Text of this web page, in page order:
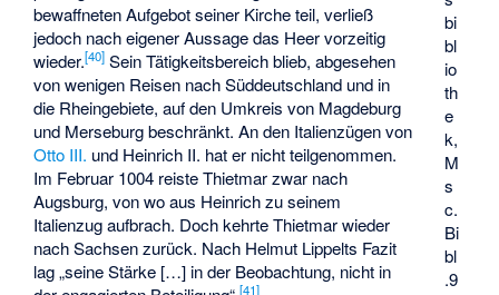
bi
bl
io
th
e
k,
M
s
c.
Bi
bl
.9
bewaffneten Aufgebot seiner Kirche teil, verließ
jedoch nach eigener Aussage das Heer vorzeitig
wieder.[40] Sein Tätigkeitsbereich blieb, abgesehen
von wenigen Reisen nach Süddeutschland und in
die Rheingebiete, auf den Umkreis von Magdeburg
und Merseburg beschränkt. An den Italienzügen von
Otto III. und Heinrich II. hat er nicht teilgenommen.
Im Februar 1004 reiste Thietmar zwar nach
Augsburg, von wo aus Heinrich zu seinem
Italienzug aufbrach. Doch kehrte Thietmar wieder
nach Sachsen zurück. Nach Helmut Lippelts Fazit
lag „seine Stärke […] in der Beobachtung, nicht in
[41]